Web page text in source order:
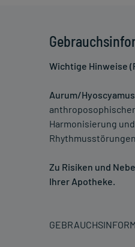
Wichtige Hinweise
Aurum/
Harmonisierung
Zu Risiken und
Ihrer Apotheke.